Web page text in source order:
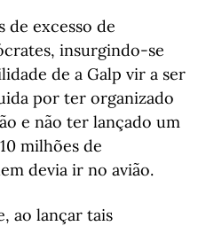
de excesso de
insurgindo-se
de a Galp vir a ser
por ter organizado
e não ter lançado um
milhões de
devia ir no avião.
ao lançar tais